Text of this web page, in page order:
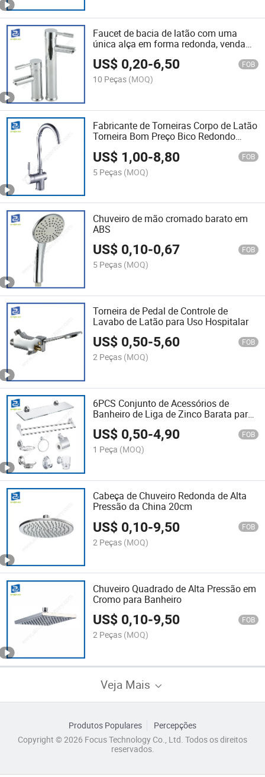
Faucet de bacia de latão com uma
única alça em forma redonda, venda
por atacado de fábrica na China
US$ 0,20-6,50 FOB
10 Peças (MOQ)
Fabricante de Torneiras Corpo de Latão
Torneira Bom Preço Bico Redondo
US$ 1,00-8,80 FOB
5 Peças (MOQ)
Chuveiro de mão cromado barato em
ABS
US$ 0,10-0,67 FOB
5 Peças (MOQ)
Torneira de Pedal de Controle de
Lavabo de Latão para Uso Hospitalar
US$ 0,50-5,60 FOB
2 Peças (MOQ)
6PCS Conjunto de Acessórios de
Banheiro de Liga de Zinco Barata para
Hotel
US$ 0,50-4,90 FOB
1 Peça (MOQ)
Cabeça de Chuveiro Redonda de Alta
Pressão da China 20cm
US$ 0,10-9,50 FOB
2 Peças (MOQ)
Chuveiro Quadrado de Alta Pressão em
Cromo para Banheiro
US$ 0,10-9,50 FOB
2 Peças (MOQ)
Veja Mais
Produtos Populares
Percepções
Copyright © 2026 Focus Technology Co., Ltd. Todos os direitos
reservados.